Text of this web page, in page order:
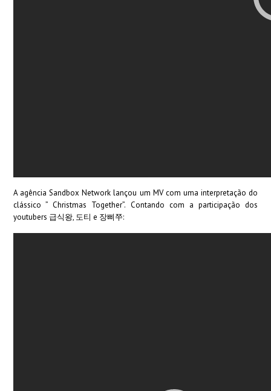
A agência Sandbox Network lançou um MV com uma interpretação do
clássico ” Christmas Together”. Contando com a participação dos
youtubers 급식왕, 도티 e 장삐쭈: